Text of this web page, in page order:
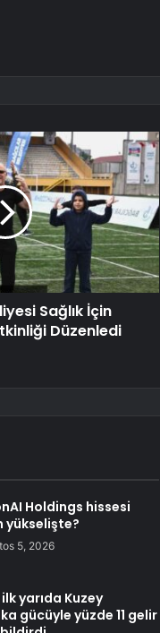
Sağlık İçin
Düzenledi
Holdings hissesi
yükselişte?
5, 2026
yarıda Kuzey
gücüyle yüzde 11 gelir